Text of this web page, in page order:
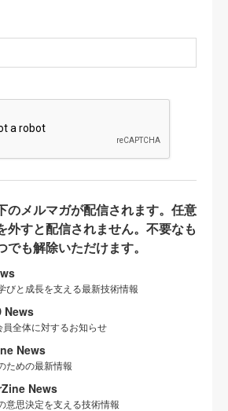
のメルマガが配信されます。任意
外すと配信されません。不要なも
も解除いただけます。
びと成長を支える最新技術情報
News
全体に対するお知らせ
News
ための最新情報
News
意思決定を支える技術情報